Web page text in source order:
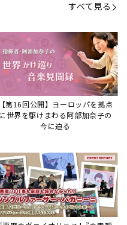
イブ＆トークレポート